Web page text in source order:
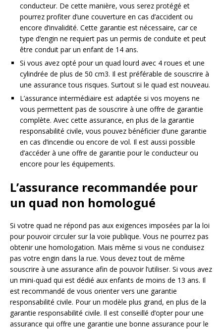
conducteur. De cette manière, vous serez protégé et
pourrez profiter d’une couverture en cas d’accident ou
encore d’invalidité. Cette garantie est nécessaire, car ce
type d’engin ne requiert pas un permis de conduite et peut
être conduit par un enfant de 14 ans.
Si vous avez opté pour un quad lourd avec 4 roues et une
cylindrée de plus de 50 cm3. Il est préférable de souscrire à
une assurance tous risques. Surtout si le quad est nouveau.
L’assurance intermédiaire est adaptée si vos moyens ne
vous permettent pas de souscrire à une offre de garantie
complète. Avec cette assurance, en plus de la garantie
responsabilité civile, vous pouvez bénéficier d’une garantie
en cas d’incendie ou encore de vol. Il est aussi possible
d’accéder à une offre de garantie pour le conducteur ou
encore pour les équipements.
L’assurance recommandée pour
un quad non homologué
Si votre quad ne répond pas aux exigences imposées par la loi
pour pouvoir circuler sur la voie publique. Vous ne pourrez pas
obtenir une homologation. Mais même si vous ne conduisez
pas votre engin dans la rue. Vous devez tout de même
souscrire à une assurance afin de pouvoir l’utiliser. Si vous avez
un mini-quad qui est dédié aux enfants de moins de 13 ans. Il
est recommandé de vous orienter vers une garantie
responsabilité civile. Pour un modèle plus grand, en plus de la
garantie responsabilité civile. Il est conseillé d’opter pour une
assurance qui offre une garantie une bonne assurance pour le